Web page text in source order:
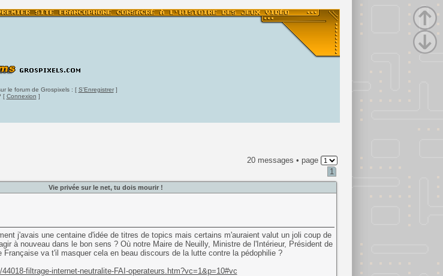
le forum de Grospixels : [ S'Enregistrer]
[ Connexion ]
20 messages • page
1
Vie privée sur le net, tu dois mourir !
j'avais une centaine d'idée de titres de topics mais certains m'auraient valut un joli coup de
à nouveau dans le bon sens ? Où notre Maire de Neuilly, Ministre de l'Intérieur, Président de
Française va t'il masquer cela en beau discours de la lutte contre la pédophilie ?
filtrage-internet-neutralite-FAI-operateurs.htm?vc=1&p=10#vc